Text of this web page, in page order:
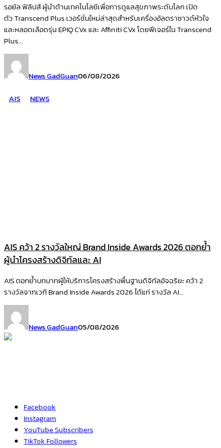
รอยัล ฟิลิปส์ ผู้นำด้านเทคโนโลยีเพื่อการดูแลสุขภาพระดับโลก เปิด
ตัว Transcend Plus เวอร์ชั่นใหม่ล่าสุดสำหรับเครื่องอัลตราซาวด์หัวใจ
และหลอดเลือดรุ่น EPIQ CVx และ Affiniti CVx โดยฟีเจอร์ใน Transcend
Plus...
News GadGuan06/08/2026
AIS
NEWS
AIS คว้า 2 รางวัลใหญ่ Brand Inside Awards 2026 ตอกย้ำ
ผู้นำโครงสร้างดิจิทัลและ AI
AIS ตอกย้ำบทบาทผู้ให้บริการโครงสร้างพื้นฐานดิจิทัลอัจฉริยะ คว้า 2
รางวัลจากเวที Brand Inside Awards 2026 ได้แก่ รางวัล AI...
News GadGuan05/08/2026
Facebook
Instagram
YouTubeSubscribers
TikTok Followers